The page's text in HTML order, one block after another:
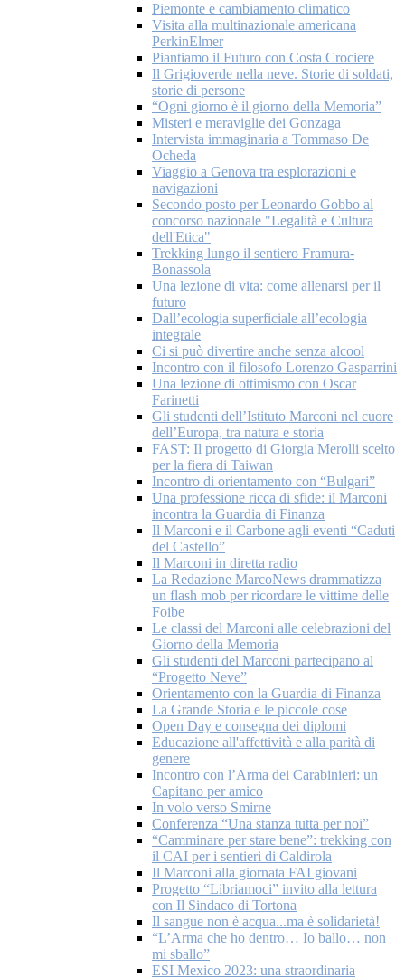
Piemonte e cambiamento climatico
Visita alla multinazionale americana
PerkinElmer
Piantiamo il Futuro con Costa Crociere
Il Grigioverde nella neve. Storie di soldati,
storie di persone
“Ogni giorno è il giorno della Memoria”
Misteri e meraviglie dei Gonzaga
Intervista immaginaria a Tommaso De
Ocheda
Viaggio a Genova tra esplorazioni e
navigazioni
Secondo posto per Leonardo Gobbo al
concorso nazionale "Legalità e Cultura
dell'Etica"
Trekking lungo il sentiero Framura-
Bonassola
Una lezione di vita: come allenarsi per il
futuro
Dall’ecologia superficiale all’ecologia
integrale
Ci si può divertire anche senza alcool
Incontro con il filosofo Lorenzo Gasparrini
Una lezione di ottimismo con Oscar
Farinetti
Gli studenti dell’Istituto Marconi nel cuore
dell’Europa, tra natura e storia
FAST: Il progetto di Giorgia Merolli scelto
per la fiera di Taiwan
Incontro di orientamento con “Bulgari”
Una professione ricca di sfide: il Marconi
incontra la Guardia di Finanza
Il Marconi e il Carbone agli eventi “Caduti
del Castello”
Il Marconi in diretta radio
La Redazione MarcoNews drammatizza
un flash mob per ricordare le vittime delle
Foibe
Le classi del Marconi alle celebrazioni del
Giorno della Memoria
Gli studenti del Marconi partecipano al
“Progetto Neve”
Orientamento con la Guardia di Finanza
La Grande Storia e le piccole cose
Open Day e consegna dei diplomi
Educazione all'affettività e alla parità di
genere
Incontro con l’Arma dei Carabinieri: un
Capitano per amico
In volo verso Smirne
Conferenza “Una stanza tutta per noi”
“Camminare per stare bene”: trekking con
il CAI per i sentieri di Caldirola
Il Marconi alla giornata FAI giovani
Progetto “Libriamoci” invito alla lettura
con Il Sindaco di Tortona
Il sangue non è acqua...ma è solidarietà!
“L’Arma che ho dentro… Io ballo… non
mi sballo”
ESI Mexico 2023: una straordinaria